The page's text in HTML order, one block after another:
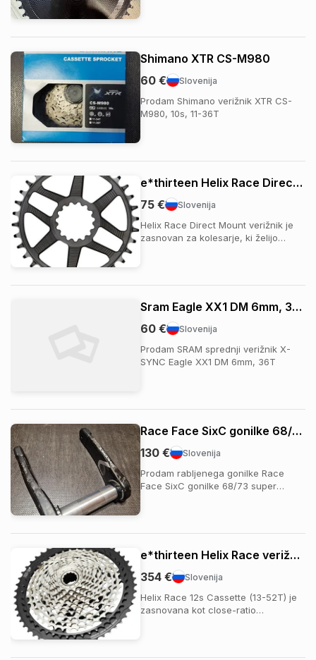
Shimano XTR CS-M980
Slovenija
60 €
Prodam Shimano verižnik XTR CS-
M980, 10s, 11-36T
e*thirteen Helix Race Direct Mount verižnik
Slovenija
75 €
Helix Race Direct Mount verižnik je
zasnovan za kolesarje, ki želijo
7075-T6, ponuja odlično togost,
dolgo življenjsko dobo in natančno
prenos moči. Njegov...
Sram Eagle XX1 DM 6mm, 36T
Slovenija
60 €
Prodam SRAM sprednji verižnik X-
SYNC Eagle XX1 DM 6mm, 36T
Race Face SixC gonilke 68/73 super boost
Slovenija
130 €
Prodam rabljenega gonilke Race
Face SixC gonilke 68/73 super
boost, sicer v super stanju. Na voljo
tudi gonilni ležaj. Dolžina 165mm
e*thirteen Helix Race verižnik
Slovenija
354 €
Helix Race 12s Cassette (13-52T) je
zasnovana kot close-ratio